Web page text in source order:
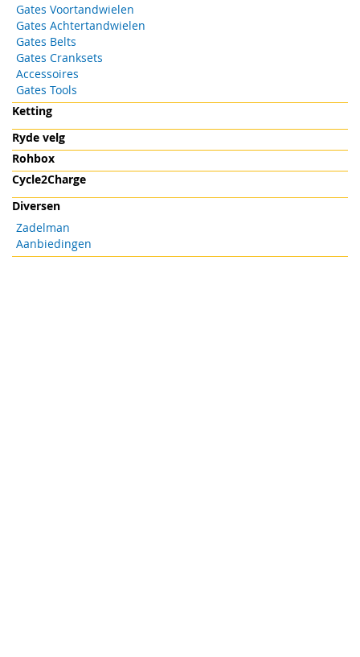
Gates Voortandwielen
Gates Achtertandwielen
Gates Belts
Gates Cranksets
Accessoires
Gates Tools
Ketting
Ryde velg
Rohbox
Cycle2Charge
Diversen
Zadelman
Aanbiedingen